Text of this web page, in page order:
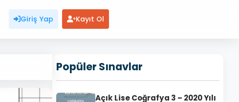
Giriş Yap Kayıt Ol
Popüler Sınavlar
Açık Lise Coğrafya 3 – 2020 Yılı